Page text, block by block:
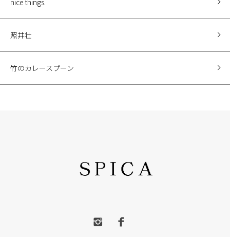
照井壮
竹のカレースプーン